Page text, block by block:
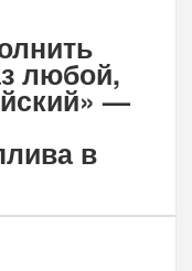
любой,
—
в